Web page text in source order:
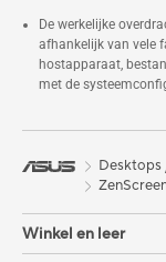
De werkelijke
afhankelijk van vele
hostapparaat,
met de
Winkel en leer